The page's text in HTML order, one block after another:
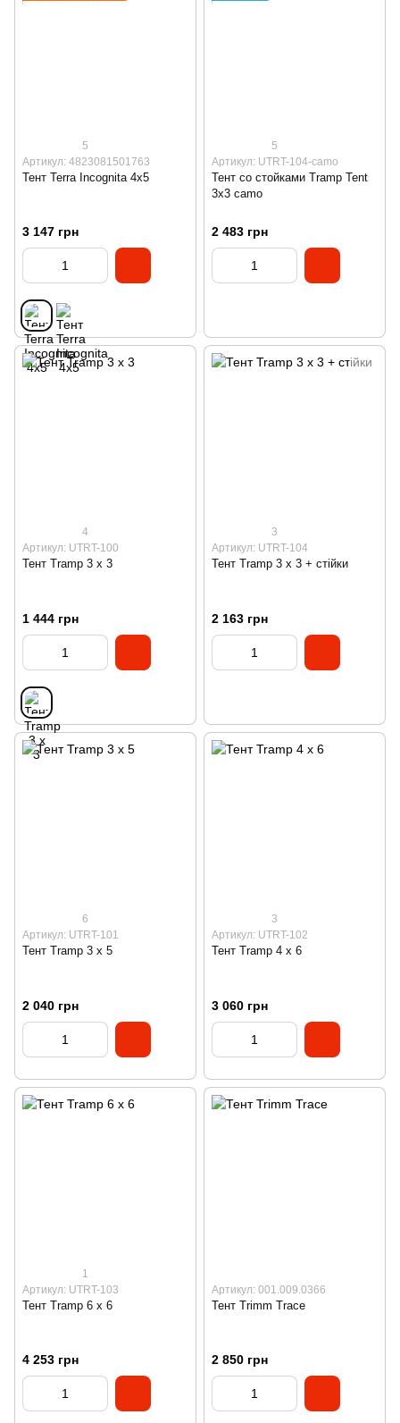
5
Артикул: 4823081501763
Тент Terra Incognita 4x5
3 147 грн
5
Артикул: UTRT-104-camo
Тент со стойками Tramp Tent
3х3 camo
2 483 грн
4
Артикул: UTRT-100
Тент Tramp 3 х 3
1 444 грн
3
Артикул: UTRT-104
Тент Tramp 3 х 3 + стійки
2 163 грн
6
Артикул: UTRT-101
Тент Tramp 3 х 5
2 040 грн
3
Артикул: UTRT-102
Тент Tramp 4 х 6
3 060 грн
1
Артикул: UTRT-103
Тент Tramp 6 х 6
4 253 грн
Артикул: 001.009.0366
Тент Trimm Trace
2 850 грн